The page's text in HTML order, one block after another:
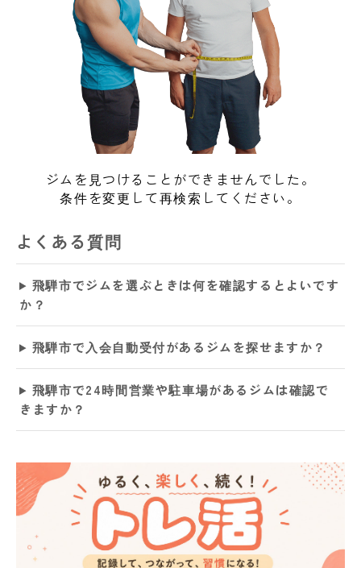
ジムを見つけることができませんでした。
条件を変更して再検索してください。
よくある質問
飛騨市でジムを選ぶときは何を確認するとよいです
か？
飛騨市で入会自動受付があるジムを探せますか？
飛騨市で24時間営業や駐車場があるジムは確認で
きますか？